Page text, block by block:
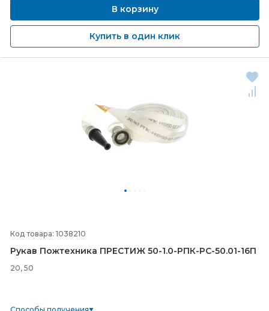
В корзину
Купить в один клик
Код товара: 1038210
Рукав Пожтехника ПРЕСТИЖ 50-1.0-РПК-РС-50.01-16П
20, 50